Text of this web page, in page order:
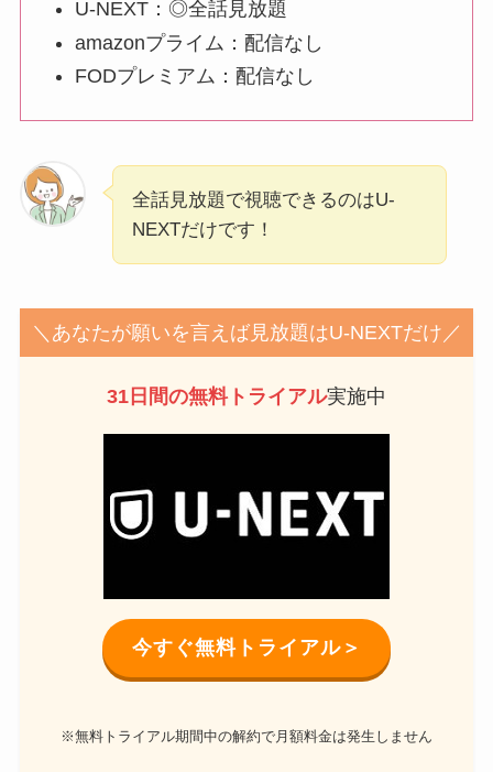
U-NEXT：◎全話見放題
amazonプライム：配信なし
FODプレミアム：配信なし
全話見放題で視聴できるのはU-
NEXTだけです！
＼あなたが願いを言えば見放題はU-NEXTだけ／
31日間の無料トライアル実施中
今すぐ無料トライアル＞
※無料トライアル期間中の解約で月額料金は発生しません